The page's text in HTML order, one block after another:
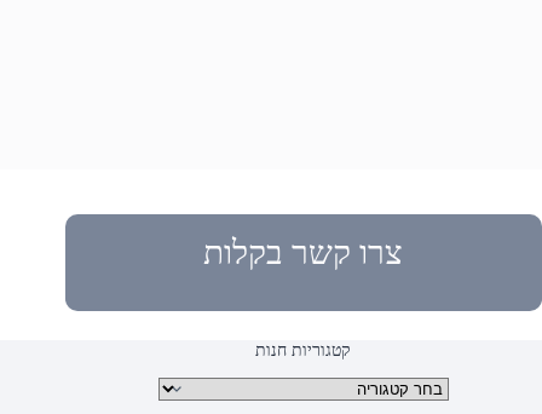
צרו קשר בקלות
קטגוריות חנות
קטגוריות מוצרים